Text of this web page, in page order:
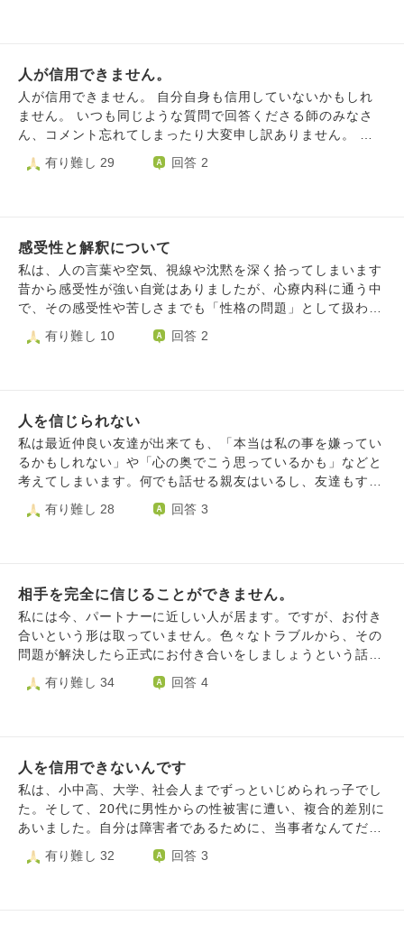
た」 などと前向きな話をしても、「でも差別もあるか
ら！」と言って きます。 その訪問看護とも縁が切れ、今
は新しい訪問看護にお世話に なっています。そちらの看護
師さんとは関係が良好なのですが、 次は保健師です。 私
思います。 保健師さんもそう思いませんか」 と訊いたら
う」 と言われました。 さすがにおかしいと思い、上席の
保健師さんに報告しました。 上席さん謝罪と、この保健師
に対する指導を約束してくれました。 その影響でまた、
昔のように 「私は皆さんに不快な思いをさせているので
は」 「私は障害者だから、皆さん嫌がっているのでは」 と
不安になり始めています。 私はご協力が必要なので、ヘ
りませんよ」 と言ってくださいましたが。 また、生きづ
らくなりそうで不安です。
金が続かなくて、辞めざるを得ませんでした。 しかし、そ
のカルト宗教は、ある医学について非常に嫌悪しており、上
記のような体験をしてしまった私としては、カルトを続けな
かったけれど、気持ちの整理に時間がかかりました。 最
なせた場合『殺人罪』に問われるというのをネットなどで拝
宇都宮の自称祈祷師は懲役14年6月でした。 誹謗中傷で女
子プロレスラーを自殺させた加害者は、科料9,000円で済ん
でますし（その後、侮辱罪は厳罰化された）、大津いじめ自
殺については、加害少年2人は『保護観察』処分で、少年院
のは仕方ないと思いますが、あまりにも落差がありすぎるの
を負うべきではないかと思いました。 今は、『体制側の
医療』や『精神医療』のお世話になっていますが、何かやり
きれないものを感じます。 コロナワクチンについても、
接種後、調子悪くなったり、亡くなったりした人にも、速や
かに補償すべきではないかと思いました。そういうことをせ
ずに、『陰謀論や反ワクはけしからん』というのは違うと思
『安全で質の高い医療を受ける権利の実現に関する提言』を
2008年に出したようです。
人が信用できません。
人が信用できません。 自分自身も信用していないかもしれ
ません。 いつも同じような質問で回答くださる師のみなさ
ん、コメント忘れてしまったり大変申し訳ありません。 私
の仕事介護施設では年2回仕事の目標や自分の悩みを上司に
話相談、目標を立てる機会があります。 以前、新しく入っ
伝えていました。 面談で、挨拶のことを言っていた私が先
輩ズラして、なぜそんなに偉そうなのか、新人イジメみたい
なことを言われてると上司から聞かされました。 私の悩み
のひとつに自分では言っていない中身を人に言いふらされた
を言ってると裏切られたりしてすっかり他人が信じられない
まります。 いままでも同じことがあり、他人と話す、話さ
ない、を繰り返してきました。 いまは話さない段階です。
私としては、私の思いを誰もわかってくれない、私のこと知
らないのに悪く言われるのが、よくわかりません。もちろ
でしょうが、少なくても言葉ではそういう言い方はしていな
ずご相談致しました。 長々、くどくどとすみません。よろ
しくお願いいたします。
有り難し 29 回答 2
感受性と解釈について
私は、人の言葉や空気、視線や沈黙を深く拾ってしまいます
昔から感受性が強い自覚はありましたが、心療内科に通う中
で、その感受性や苦しさまでも「性格の問題」として扱われ
てしまう感覚があり、とても苦しくなりました 以前のお医
者様から人格障害という言葉を受けたことがあります。 そ
な人間なのではないかと怖くなったことを覚えています ま
た、以前のお医者様から性的なことを聞かれた経験があり、
そのことを学校側に伝えたところ、転院を勧められ、その後
転院しました。ですが、転院後も、自分の感じていた苦しさ
「白黒思考」「被害的」「自己像と実物が一致していない」
外の方々からは、「優しい」「大好き」と言われることも多
く、自分でも人を傷つけたいというより、むしろ理解したい
気持ちの方が強いと思っています。だからこそ、「人格の問
題」といった言葉を思い出す度に、本当に苦しいです だけ
ている場面を見るたびに、私は勝手に相手の善意を期待して
存されたり、過度な期待を向けられることにも強い恐怖があ
ります。 ただその一方で、「精神科医の言うことなら正し
くて、やはり自分がおかしいのかもしれない」という思考も
頭から離れません。自分の感じ方を信じたい気持ちと、自分
を疑ってしまう気持ちの間でずっと揺れています 現在は、
心療内科からも離れています 私は、自分を曲げたくありま
有り難し 10 回答 2
人を信じられない
私は最近仲良い友達が出来ても、「本当は私の事を嫌ってい
るかもしれない」や「心の奥でこう思っているかも」などと
考えてしまいます。何でも話せる親友はいるし、友達もすぐ
出来る方ですが、友達を気楽に遊びなどに誘えなくなりまし
た。昔は気楽に遊びに誘ったり出来ていましたが、今は誘う
自分に向いているからネガティブなことを考えきつくなる気
がします。人の目を昔からよく気にしてしまいます。本当の
自分を出すのが怖く猫をかぶっていることが多いです。最近
は少しずつ本当の自分を出そうと意識していますが疲れま
また、最近自己中になってきています。例えば恋愛面では私
と断っていました。半年ほど前に、私が覚悟を決めて長年付
き合った恋人を振り好きだった人に告白しましたが、彼女が
出来たとのことで振られました。自業自得だと思いました。
好きな人にも彼氏にも曖昧な態度をとり、いつまでも決めら
恋人は私が振った後も再度付き合って結婚したいと言ってく
有り難し 28 回答 3
相手を完全に信じることができません。
私には今、パートナーに近しい人が居ます。ですが、お付き
合いという形は取っていません。色々なトラブルから、その
問題が解決したら正式にお付き合いをしましょうという話に
は、一応なっています。 彼のマイナス面を先に申します
と、お金にだらしがなく、ギャンブル依存症。まぁまぁの喫
ていません(吸う時もきちんと喫煙所だったり私のいない所
を選んでいるので)が、まぁ不健康だなぁくらいです。嘘を
つくのは、私への隠し事が度々あり、またそれを私が見つけ
たりわかってしまうので、少し喧嘩になり「じゃあもういい
ます。 彼のプラス面は、他人への気遣いがよく出来ている
有り難し 34 回答 4
人を信用できないんです
私は、小中高、大学、社会人までずっといじめられっ子でし
た。そして、20代に男性からの性被害に遭い、複合的差別に
あいました。自分は障害者であるために、当事者なんてだれ
一人いないし、だれも共感してくれないし、絶対愛されない
人間なんだと思ってきました。だから、人とかかわるのが本
有り難し 32 回答 3